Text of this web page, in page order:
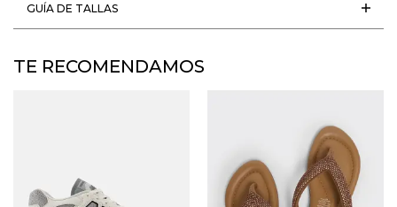
GUÍA DE TALLAS
TE RECOMENDAMOS